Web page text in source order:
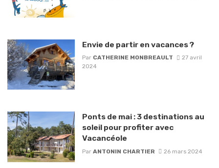
Envie de partir en vacances ?
Par CATHERINE MONBREAULT
27 avril
2024
Ponts de mai : 3 destinations au
soleil pour profiter avec
Vacancéole
Par ANTONIN CHARTIER 26 mars 2024